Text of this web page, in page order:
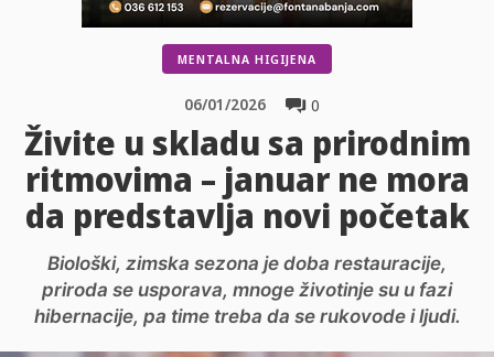
MENTALNA HIGIJENA
0
06/01/2026
Živite u skladu sa prirodnim
ritmovima – januar ne mora
da predstavlja novi početak
Biološki, zimska sezona je doba restauracije,
priroda se usporava, mnoge životinje su u fazi
hibernacije, pa time treba da se rukovode i ljudi.